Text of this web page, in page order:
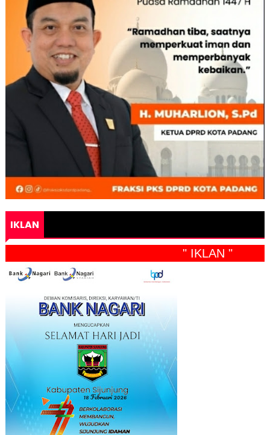
IKLAN
" IKLAN "